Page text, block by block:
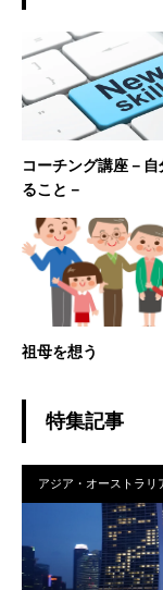
コーチング講座－
ること－
祖母を想う
特集記事
アジア・オーストラリ